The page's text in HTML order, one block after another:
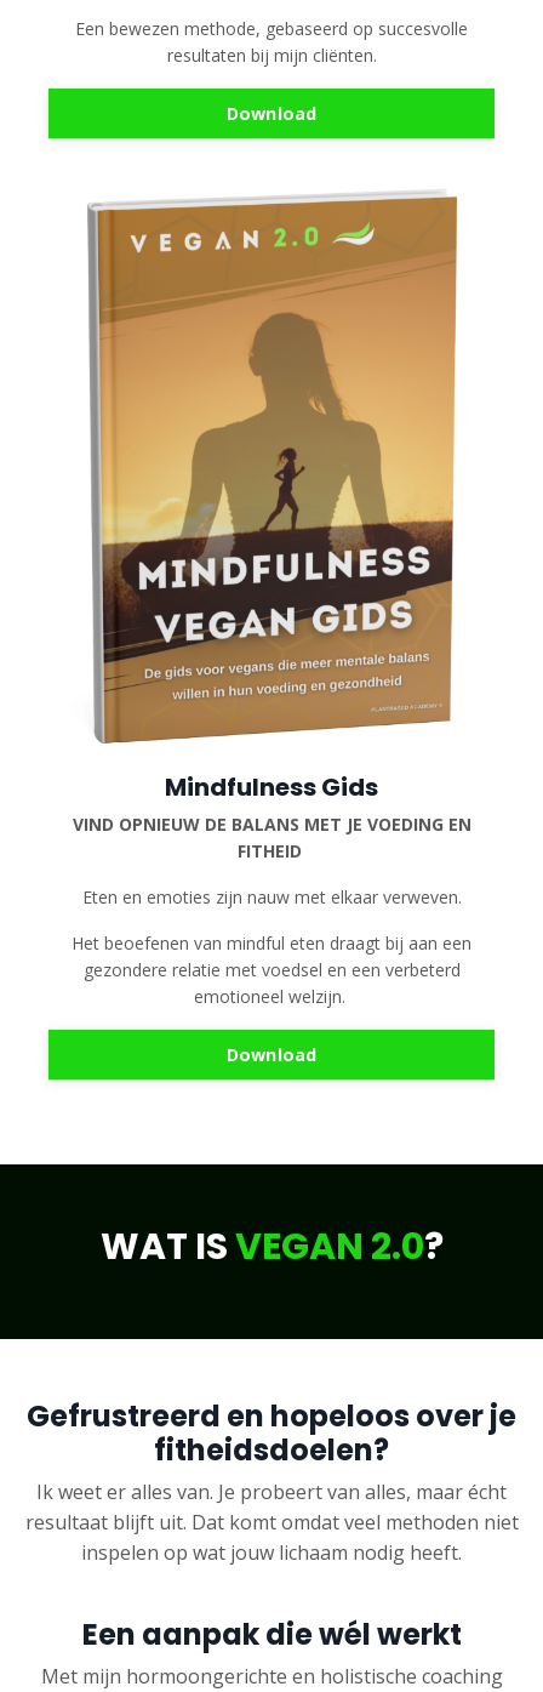
Een bewezen methode, gebaseerd op succesvolle
resultaten bij mijn cliënten.
Download
Mindfulness Gids
VIND OPNIEUW DE BALANS MET JE VOEDING EN
FITHEID
Eten en emoties zijn nauw met elkaar verweven.
Het beoefenen van mindful eten draagt bij aan een
gezondere relatie met voedsel en een verbeterd
emotioneel welzijn.
Download
WAT ISVEGAN 2.0?
Gefrustreerd en hopeloos over je
fitheidsdoelen?
Ik weet er alles van. Je probeert van alles, maar écht
resultaat blijft uit. Dat komt omdat veel methoden niet
inspelen op wat jouw lichaam nodig heeft.
Een aanpak die wél werkt
Met mijn hormoongerichte en holistische coaching